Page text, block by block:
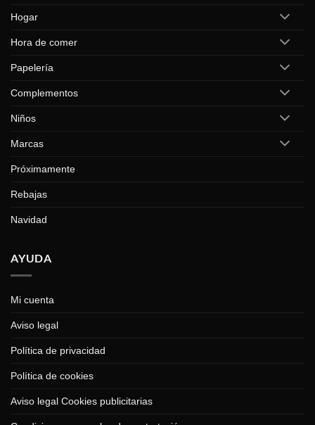
Hogar
Hora de comer
Papelería
Complementos
Niños
Marcas
Próximamente
Rebajas
Navidad
AYUDA
Mi cuenta
Aviso legal
Política de privacidad
Política de cookies
Aviso legal Cookies publicitarias